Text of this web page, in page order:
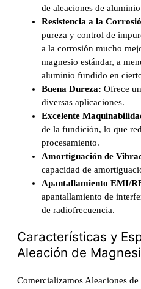
de aleaciones de
Resistencia a la
pureza y control de
a la corrosión mucho
magnesio estándar, a
aluminio fundido en
Buena Dureza: Ofrece
diversas aplicaciones.
Excelente
de la fundición, lo que
procesamiento.
Amortiguación de
capacidad de
Apantallamiento EMI/
apantallamiento de
de radiofrecuencia.
Características y
Aleación de
Comercializamos Aleaciones